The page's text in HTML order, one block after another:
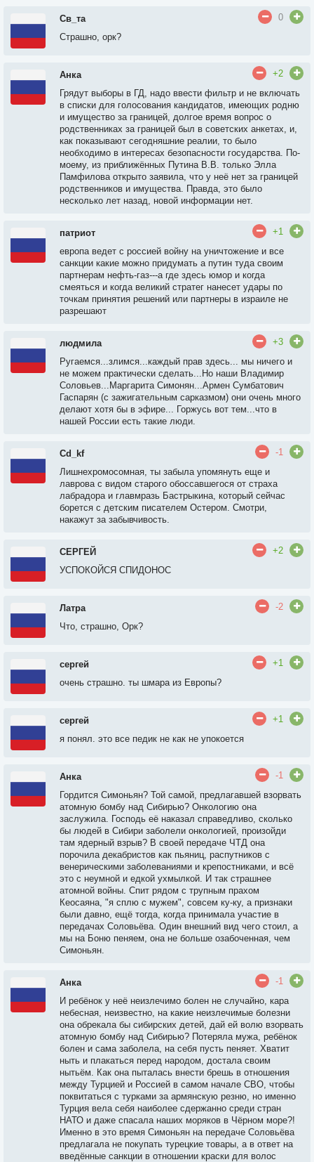
Св_та
0
Страшно, орк?
Анка
+2
Грядут выборы в ГД, надо ввести фильтр и не включать
в списки для голосования кандидатов, имеющих родню
и имущество за границей, долгое время вопрос о
родственниках за границей был в советских анкетах, и,
как показывают сегодняшние реалии, то было
необходимо в интересах безопасности государства. По-
моему, из приближённых Путина В.В. только Элла
Памфилова открыто заявила, что у неё нет за границей
родственников и имущества. Правда, это было
несколько лет назад, новой информации нет.
патриот
+1
европа ведет с россией войну на уничтожение и все
санкции какие можно придумать а путин туда своим
партнерам нефть-газ---а где здесь юмор и когда
смеяться и когда великий стратег нанесет удары по
точкам принятия решений или партнеры в израиле не
разрешают
людмила
+3
Ругаемся...злимся...каждый прав здесь... мы ничего и
не можем практически сделать...Но наши Владимир
Соловьев...Маргарита Симонян...Армен Сумбатович
Гаспарян (с зажигательным сарказмом) они очень много
делают хотя бы в эфире... Горжусь вот тем...что в
нашей России есть такие люди.
Cd_kf
-1
Лишнехромосомная, ты забыла упомянуть еще и
лаврова с видом старого обоссавшегося от страха
лабрадора и главмразь Бастрыкина, который сейчас
борется с детским писателем Остером. Смотри,
накажут за забывчивость.
СЕРГЕЙ
+2
УСПОКОЙСЯ СПИДОНОС
Латра
-2
Что, страшно, Орк?
сергей
+1
очень страшно. ты шмара из Европы?
сергей
+1
я понял. это все педик не как не упокоется
Анка
-1
Гордится Симоньян? Той самой, предлагавшей взорвать
атомную бомбу над Сибирью? Онкологию она
заслужила. Господь её наказал справедливо, сколько
бы людей в Сибири заболели онкологией, произойди
там ядерный взрыв? В своей передаче ЧТД она
порочила декабристов как пьяниц, распутников с
венерическими заболеваниями и крепостниками, и всё
это с неумной и едкой ухмылкой. И так страшнее
атомной войны. Спит рядом с трупным прахом
Кеосаяна, "я сплю с мужем", совсем ку-ку, а признаки
были давно, ещё тогда, когда принимала участие в
передачах Соловьёва. Один внешний вид чего стоил, а
мы на Боню пеняем, она не больше озабоченная, чем
Симоньян.
Анка
-1
И ребёнок у неё неизлечимо болен не случайно, кара
небесная, неизвестно, на какие неизлечимые болезни
она обрекала бы сибирских детей, дай ей волю взорвать
атомную бомбу над Сибирью? Потеряла мужа, ребёнок
болен и сама заболела, на себя пусть пеняет. Хватит
ныть и плакаться перед народом, достала своим
нытьём. Как она пыталась внести брешь в отношения
между Турцией и Россией в самом начале СВО, чтобы
поквитаться с турками за армянскую резню, но именно
Турция вела себя наиболее сдержанно среди стран
НАТО и даже спасала наших моряков в Чёрном море?!
Именно в это время Симоньян на передаче Соловьёва
предлагала не покупать турецкие товары, а в ответ на
введённые санкции в отношении краски для волос